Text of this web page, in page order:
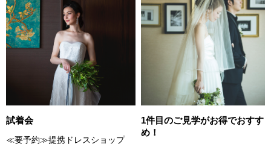
試着会
≪要予約≫提携ドレスショップ
1件目のご見学がお得でおすす
め！